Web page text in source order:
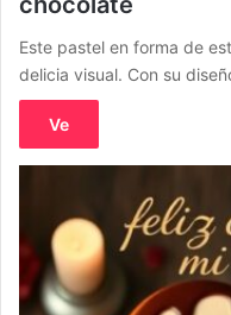
Este pastel en forma de
delicia visual. Con su
Ve